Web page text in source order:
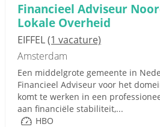
Financieel Adviseur
Lokale Overheid
EIFFEL(1 vacature)
Amsterdam
Een middelgrote gemeente in
Financieel Adviseur voor het
komt te werken in een
aan financiële stabiliteit,...
HBO